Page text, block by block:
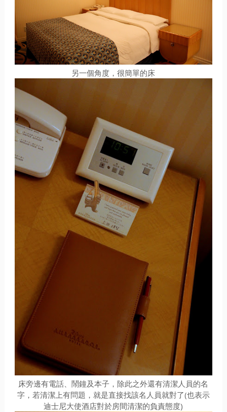
另一個角度，很簡單的床
床旁邊有電話、鬧鐘及本子，除此之外還有清潔人員的名
字，若清潔上有問題，就是直接找該名人員就對了(也表示
迪士尼大使酒店對於房間清潔的負責態度)